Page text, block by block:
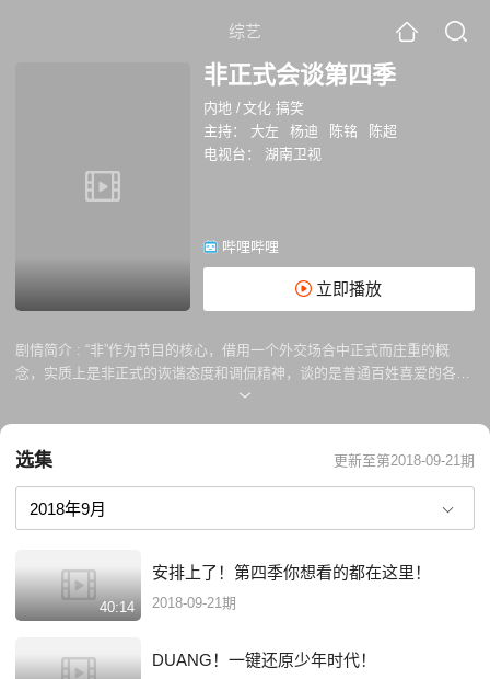
综艺
非正式会谈第四季
内地 /文化 搞笑
主持：
大左 杨迪 陈铭
陈超
电视台：
湖南卫视
哔哩哔哩
立即播放
剧情简介 : “非”作为节目的核心，借用一个外交场合中正式而庄重的概
念，实质上是非正式的诙谐态度和调侃精神，谈的是普通百姓喜爱的各种
话题。不同国家、不同文明的青年才俊共聚一堂，就当下年轻人普遍关心
选集 更新至第2018-09-21期
40:14
安排上了！第四季你想看的都在这里！
2018-09-21期
DUANG！一键还原少年时代！